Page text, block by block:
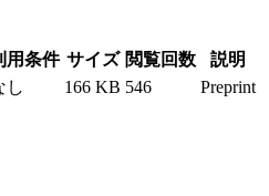
用条件 サイズ 閲覧回数
説明
し 166 KB 546 Preprint